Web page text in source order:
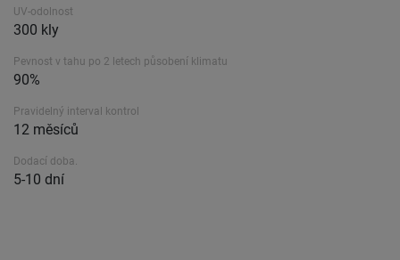
UV-odolnost
300 kly
Pevnost v tahu po 2 letech působení klimatu
90%
Pravidelný interval kontrol
12 měsíců
Dodací doba.
5-10 dní